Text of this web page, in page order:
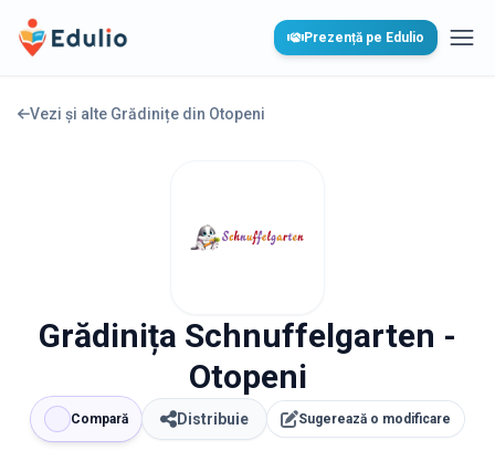
Edulio Prezență pe Edulio
Vezi și alte Grădinițe din Otopeni
Grădinița Schnuffelgarten -
Otopeni
Compară Distribuie Sugerează o modificare